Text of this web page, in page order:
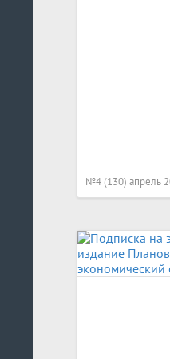
№4 (130) апрель